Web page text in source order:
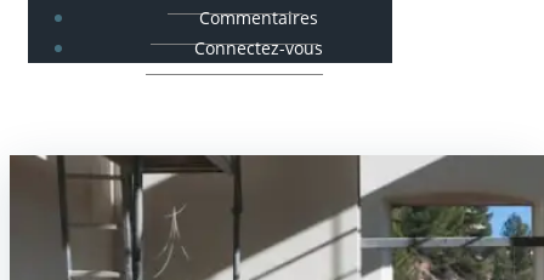
Commentaires
Connectez-vous